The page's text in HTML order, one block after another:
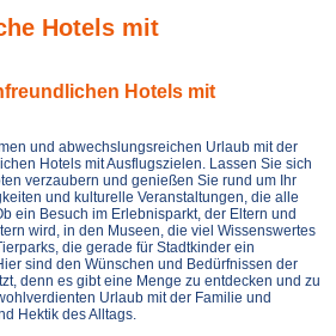
Hotels mit
Hotels mit
und abwechslungsreichen Urlaub mit der
Hotels mit Ausflugszielen. Lassen Sie sich
verzaubern und genießen Sie rund um Ihr
und kulturelle Veranstaltungen, die alle
ein Besuch im Erlebnisparkt, der Eltern und
wird, in den Museen, die viel Wissenswertes
die gerade für Stadtkinder ein
sind den Wünschen und Bedürfnissen der
denn es gibt eine Menge zu entdecken und zu
Urlaub mit der Familie und
Hektik des Alltags.